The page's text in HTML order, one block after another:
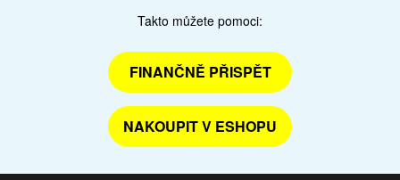
Takto můžete pomoci:
FINANČNĚ PŘISPĚT
NAKOUPIT V ESHOPU